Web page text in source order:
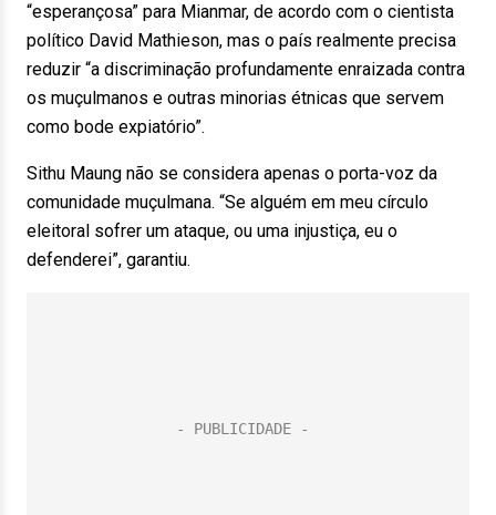
“esperançosa” para Mianmar, de acordo com o cientista
político David Mathieson, mas o país realmente precisa
reduzir “a discriminação profundamente enraizada contra
os muçulmanos e outras minorias étnicas que servem
como bode expiatório”.
Sithu Maung não se considera apenas o porta-voz da
comunidade muçulmana. “Se alguém em meu círculo
eleitoral sofrer um ataque, ou uma injustiça, eu o
defenderei”, garantiu.